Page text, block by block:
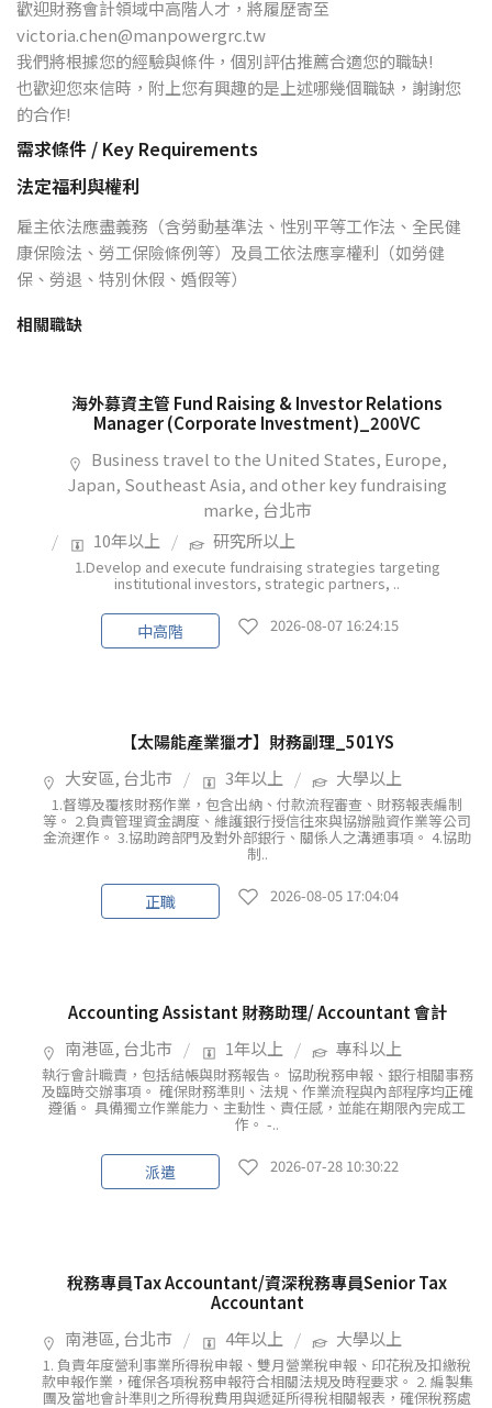
歡迎財務會計領域中高階人才，將履歷寄至
victoria.chen@manpowergrc.tw
我們將根據您的經驗與條件，個別評估推薦合適您的職缺!
也歡迎您來信時，附上您有興趣的是上述哪幾個職缺，謝謝您
的合作!
需求條件 / Key Requirements
法定福利與權利
雇主依法應盡義務（含勞動基準法、性別平等工作法、全民健
康保險法、勞工保險條例等）及員工依法應享權利（如勞健
保、勞退、特別休假、婚假等）
相關職缺
海外募資主管 Fund Raising & Investor Relations
Manager (Corporate Investment)_200VC
Business travel to the United States, Europe,
Japan, Southeast Asia, and other key fundraising
marke, 台北市
10年以上
研究所以上
1.Develop and execute fundraising strategies targeting
institutional investors, strategic partners, ..
中高階 2026-08-07 16:24:15
【太陽能產業獵才】財務副理_501YS
大安區, 台北市
3年以上 大學以上
1.督導及覆核財務作業，包含出納、付款流程審查、財務報表編制
等。 2.負責管理資金調度、維護銀行授信往來與協辦融資作業等公司
金流運作。 3.協助跨部門及對外部銀行、關係人之溝通事項。 4.協助
制..
正職 2026-08-05 17:04:04
Accounting Assistant 財務助理/ Accountant 會計
南港區, 台北市
1年以上 專科以上
執行會計職責，包括結帳與財務報告。 協助稅務申報、銀行相關事務
及臨時交辦事項。 確保財務準則、法規、作業流程與內部程序均正確
遵循。 具備獨立作業能力、主動性、責任感，並能在期限內完成工
作。 -..
派遣 2026-07-28 10:30:22
稅務專員Tax Accountant/資深稅務專員Senior Tax
Accountant
南港區, 台北市
4年以上 大學以上
1. 負責年度營利事業所得稅申報、雙月營業稅申報、印花稅及扣繳稅
款申報作業，確保各項稅務申報符合相關法規及時程要求。 2. 編製集
團及當地會計準則之所得稅費用與遞延所得稅相關報表，確保稅務處